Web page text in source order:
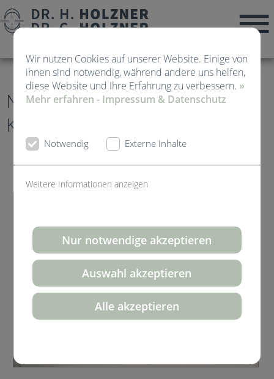
Wir nutzen Cookies auf unserer Website. Einige von
ihnen sind notwendig, während andere uns helfen,
diese Website und Ihre Erfahrung zu verbessern. »
Mehr erfahren - Impressum & Datenschutz
Notwendig Externe Inhalte
Weitere Informationen anzeigen
Nur notwendige akzeptieren
Auswahl akzeptieren
Alle akzeptieren
News von Kieferorthopädie
Kirchheim Teck